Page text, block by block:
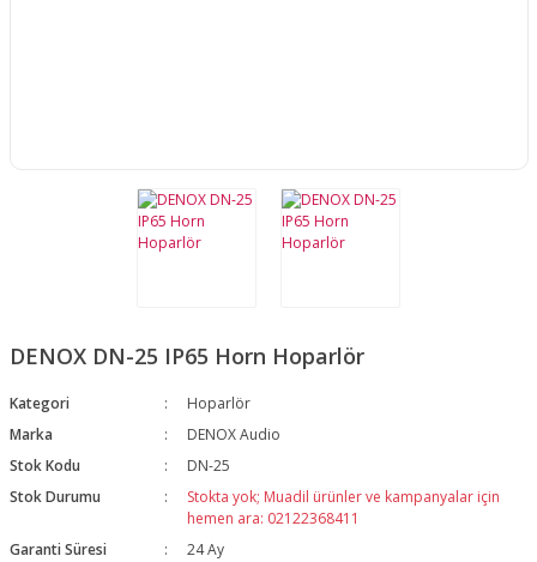
DENOX DN-25 IP65 Horn Hoparlör
Kategori
Hoparlör
Marka
DENOX Audio
Stok Kodu
DN-25
Stok Durumu
Stokta yok; Muadil ürünler ve kampanyalar için
hemen ara: 02122368411
Garanti Süresi
24 Ay